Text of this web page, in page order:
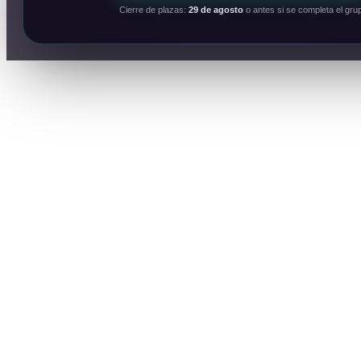
Cierre de plazas: 29 de agosto o antes si se completa el